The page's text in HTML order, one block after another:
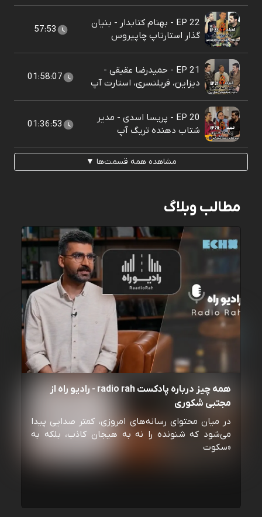
EP 22 - بهنام کتابدار - بنیان
گذار استارتاپ چاپیروس
57:53
EP 21 - حمیدرضا عقیقی -
دیزاین، فریلنسری، استارت آپ
01:58:07
EP 20 - پریسا اسدی - مدیر
شتاب دهنده تریگ آپ
01:36:53
مشاهده همه قسمت‌ها ▼
مطالب وبلاگ
همه چیز درباره پادکست radio rah - رادیو راه از
مجتبی شکوری
در میان محتوای رسانه‌های امروزی، کمتر صدایی پیدا
می‌شود که شنونده را نه به هیجان کاذب، بلکه به
«سکوت